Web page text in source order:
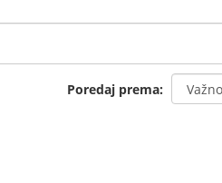
Poredaj prema